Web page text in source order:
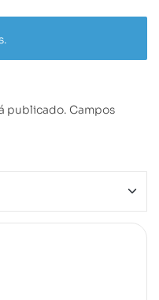
publicado. Campos